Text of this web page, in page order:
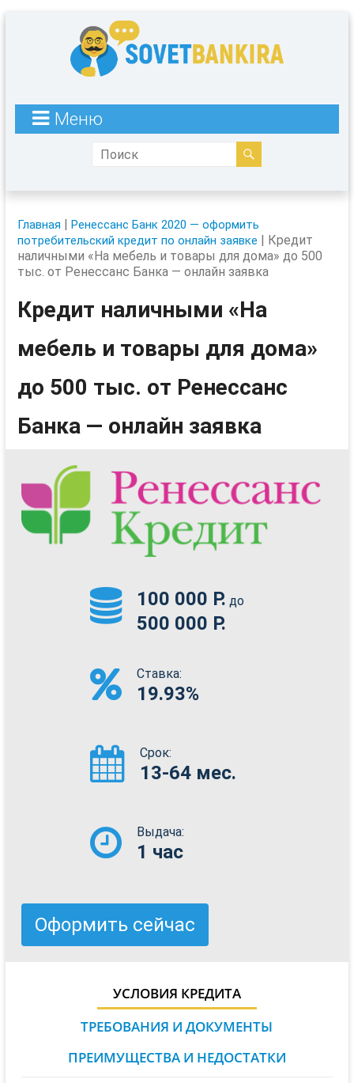
Меню
Главная
Ренессанс Банк 2020 — оформить
потребительский кредит по онлайн заявке
Кредит
наличными «На мебель и товары для дома» до 500
тыс. от Ренессанс Банка — онлайн заявка
Кредит наличными «На
мебель и товары для дома»
до 500 тыс. от Ренессанс
Банка — онлайн заявка
100 000 Р. до
500 000 Р.
Ставка:
19.93%
Срок:
13-64 мес.
Выдача:
1 час
Оформить сейчас
УСЛОВИЯ КРЕДИТА
ТРЕБОВАНИЯ И ДОКУМЕНТЫ
ПРЕИМУЩЕСТВА И НЕДОСТАТКИ